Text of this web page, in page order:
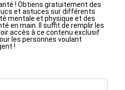
! Obtiens gratuitement des
et astuces sur différents
mentale et physique et des
en main. Il suffit de remplir les
accès à ce contenu exclusif
les personnes voulant
!